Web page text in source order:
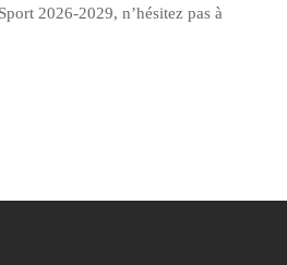
2026-2029, n’hésitez pas à